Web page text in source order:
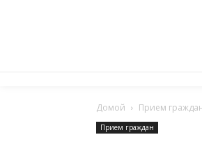
Домой Прием
Прием граждан